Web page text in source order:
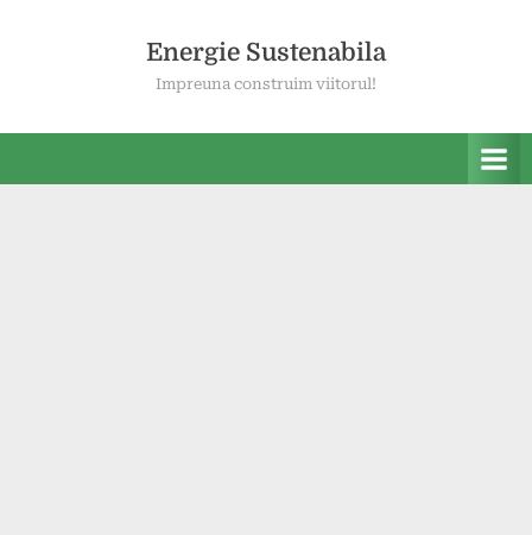
Energie Sustenabila
Impreuna construim viitorul!